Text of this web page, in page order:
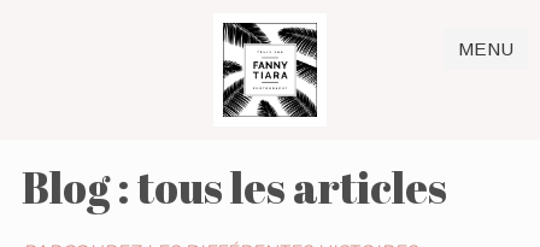
MENU
Blog : tous les articles